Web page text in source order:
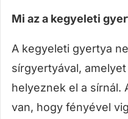
Mi az a kegyeleti
A kegyeleti gyertya
sírgyertyával,
helyeznek el a sírnál.
van, hogy fényével